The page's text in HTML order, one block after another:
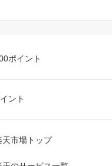
ポイント
ント
天市場トップ